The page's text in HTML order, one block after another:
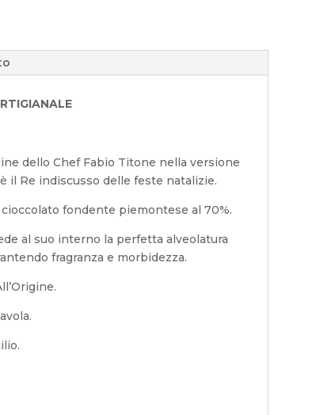
dello Chef Fabio Titone nella versione
il Re indiscusso delle feste natalizie.
fondente piemontese al 70%.
al suo interno la perfetta alveolatura
fragranza e morbidezza.